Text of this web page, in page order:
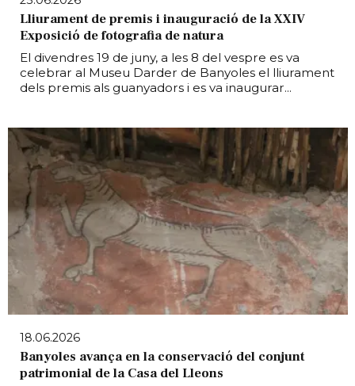
Lliurament de premis i inauguració de la XXIV
Exposició de fotografia de natura
El divendres 19 de juny, a les 8 del vespre es va
celebrar al Museu Darder de Banyoles el lliurament
dels premis als guanyadors i es va inaugurar...
18.06.2026
Banyoles avança en la conservació del conjunt
patrimonial de la Casa del Lleons